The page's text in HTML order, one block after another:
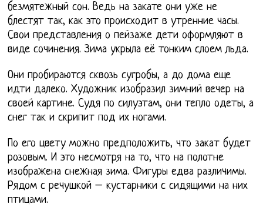
безмятежный сон. Ведь на закате они уже не
блестят так, как это происходит в утренние часы.
Свои представления о пейзаже дети оформляют в
виде сочинения. Зима укрыла её тонким слоем льда.
Они пробираются сквозь сугробы, а до дома еще
идти далеко. Художник изобразил зимний вечер на
своей картине. Судя по силуэтам, они тепло одеты, а
снег так и скрипит под их ногами.
По его цвету можно предположить, что закат будет
розовым. И это несмотря на то, что на полотне
изображена снежная зима. Фигуры едва различимы.
Рядом с речушкой – кустарники с сидящими на них
птицами.